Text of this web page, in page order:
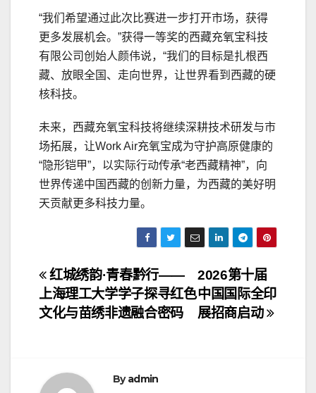
“我们希望通过此次比赛进一步打开市场，获得
更多发展机会。”获得一等奖的西藏充氧宝科技
有限公司创始人颜伟说，“我们的目标是扎根西
藏、放眼全国、走向世界，让世界看到西藏的硬
核科技。
未来，西藏充氧宝科技将继续深耕技术研发与市
场拓展，让Work Air充氧宝成为守护高原健康的
“隐形铠甲”，以实际行动传承“老西藏精神”，向
世界传递中国西藏的创新力量，为西藏的美好明
天贡献更多科技力量。
文
章
航
2026第十届
中国国际全印
展招商启动
红城绣韵·青春黔行——
上海理工大学学子探寻红色
文化与苗绣非遗融合密码
Byadmin